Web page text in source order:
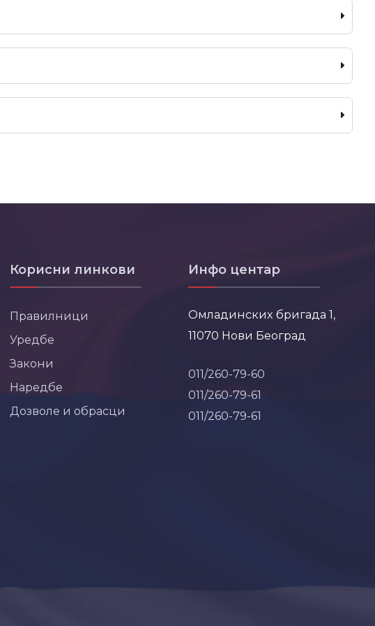
Корисни линкови
Правилници
Уредбе
Закони
Наредбе
Дозволе и обрасци
Инфо центар
Омладинских бригада 1,
11070 Нови Београд
011/260-79-60
011/260-79-61
011/260-79-61